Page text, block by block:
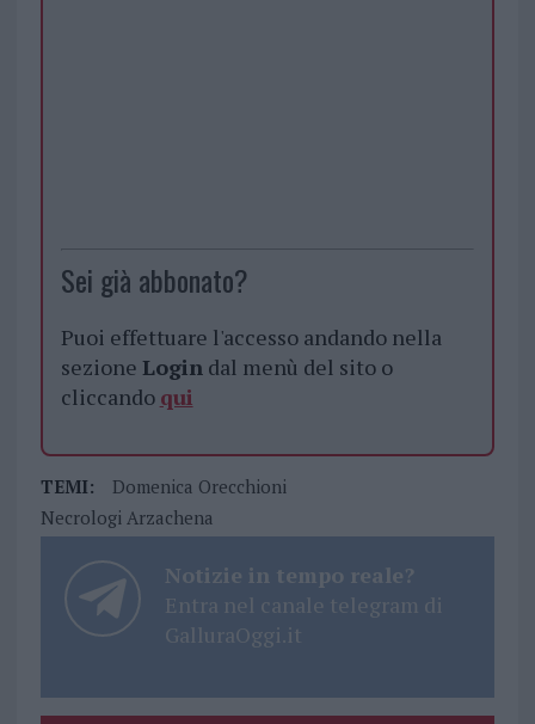
Sei già abbonato?
Puoi effettuare l'accesso andando nella
sezione Logindal menù del sito o
cliccando qui
TEMI:
Domenica Orecchioni
Necrologi Arzachena
Notizie in tempo reale?
Entra nel canale telegram di
GalluraOggi.it